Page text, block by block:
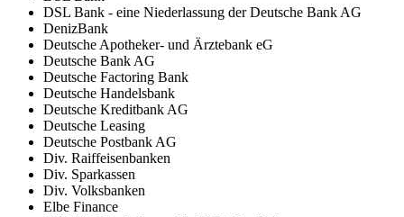
DSL Bank - eine Niederlassung der Deutsche Bank AG
DenizBank
Deutsche Apotheker- und Ärztebank eG
Deutsche Bank AG
Deutsche Factoring Bank
Deutsche Handelsbank
Deutsche Kreditbank AG
Deutsche Leasing
Deutsche Postbank AG
Div. Raiffeisenbanken
Div. Sparkassen
Div. Volksbanken
Elbe Finance